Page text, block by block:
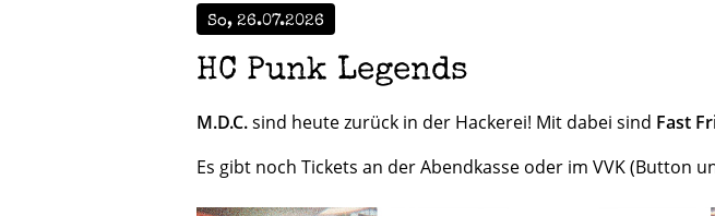
So, 26.07.2026
HC Punk Legends
M.D.C.sind heute zurück in der Hackerei! Mit dabei sind Fast
Es gibt noch Tickets an der Abendkasse oder im VVK (Button